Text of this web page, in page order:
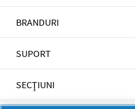
BRANDURI
SUPORT
SECŢIUNI